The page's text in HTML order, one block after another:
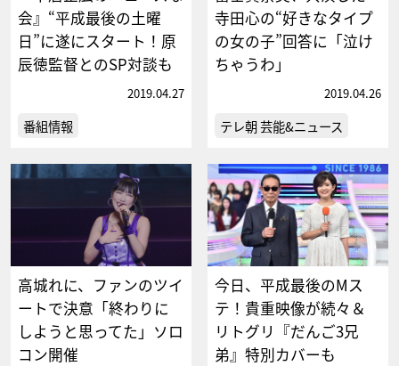
会』“平成最後の土曜
日”に遂にスタート！原
辰徳監督とのSP対談も
2019.04.27
番組情報
寺田心の“好きなタイプ
の女の子”回答に「泣け
ちゃうわ」
2019.04.26
テレ朝 芸能&ニュース
高城れに、ファンのツイ
ートで決意「終わりに
しようと思ってた」ソロ
コン開催
今日、平成最後のMス
テ！貴重映像が続々＆
リトグリ『だんご3兄
弟』特別カバーも